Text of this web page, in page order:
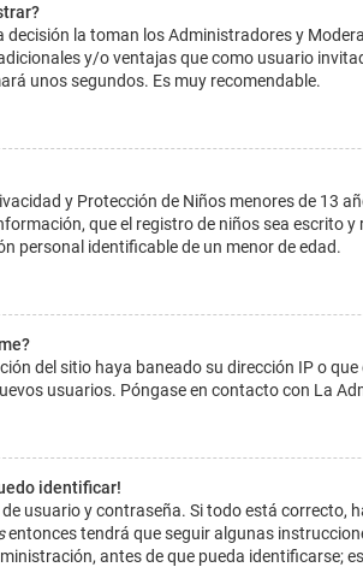
decisión la toman los Administradores y
y/o ventajas que como usuario
unos segundos. Es muy recomendable.
y Protección de Niños menores de 13
que el registro de niños sea escrito
personal identificable de un menor de edad.
del sitio haya baneado su dirección IP o
usuarios. Póngase en contacto con La
identificar!
usuario y contraseña. Si todo está correcto,
entonces tendrá que seguir algunas
antes de que pueda identificarse;